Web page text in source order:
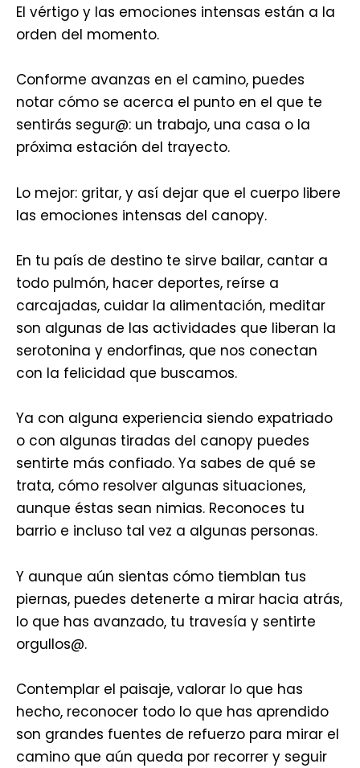
El vértigo y las emociones intensas están a la
orden del momento.
Conforme avanzas en el camino, puedes
notar cómo se acerca el punto en el que te
sentirás segur@: un trabajo, una casa o la
próxima estación del trayecto.
Lo mejor: gritar, y así dejar que el cuerpo libere
las emociones intensas del canopy.
En tu país de destino te sirve bailar, cantar a
todo pulmón, hacer deportes, reírse a
carcajadas, cuidar la alimentación, meditar
son algunas de las actividades que liberan la
serotonina y endorfinas, que nos conectan
con la felicidad que buscamos.
Ya con alguna experiencia siendo expatriado
o con algunas tiradas del canopy puedes
sentirte más confiado. Ya sabes de qué se
trata, cómo resolver algunas situaciones,
aunque éstas sean nimias. Reconoces tu
barrio e incluso tal vez a algunas personas.
Y aunque aún sientas cómo tiemblan tus
piernas, puedes detenerte a mirar hacia atrás,
lo que has avanzado, tu travesía y sentirte
orgullos@.
Contemplar el paisaje, valorar lo que has
hecho, reconocer todo lo que has aprendido
son grandes fuentes de refuerzo para mirar el
camino que aún queda por recorrer y seguir